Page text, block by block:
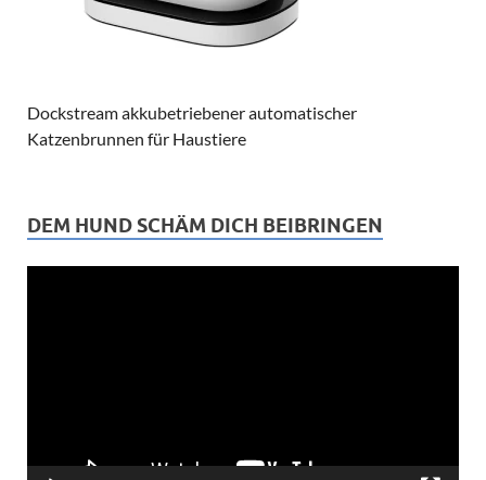
Dockstream akkubetriebener automatischer
Katzenbrunnen für Haustiere
DEM HUND SCHÄM DICH BEIBRINGEN